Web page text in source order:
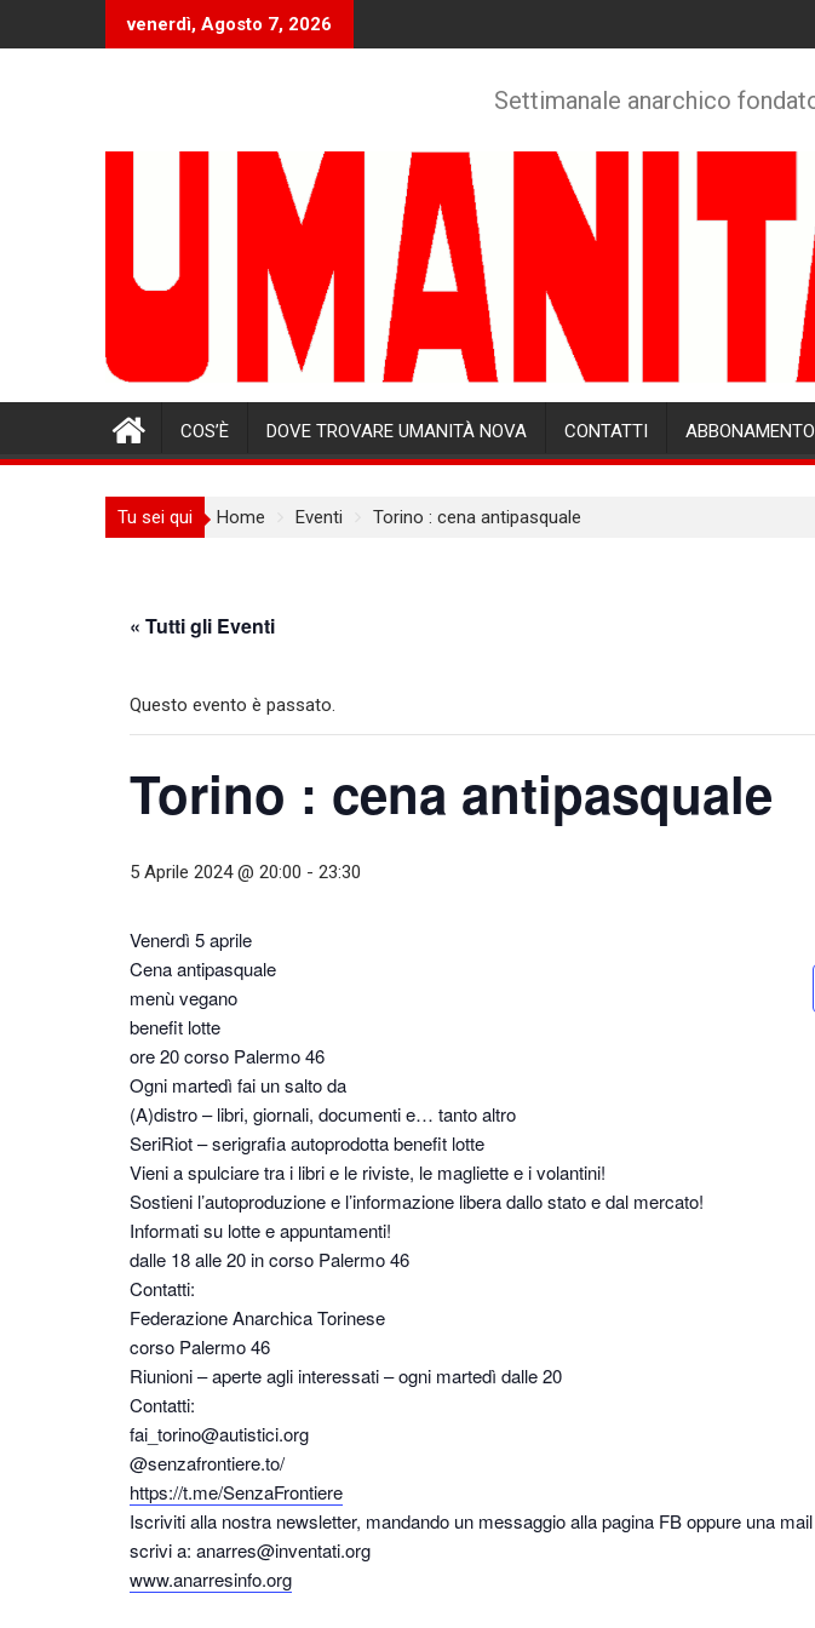
venerdì, Agosto 7, 2026
Settimanale anarchico
COS’È DOVE TROVARE UMANITÀ NOVA CONTATTI ABBONAMENTO
Tu sei qui Home Eventi Torino : cena antipasquale
« Tutti gli Eventi
Questo evento è passato.
Torino : cena antipasquale
5 Aprile 2024 @ 20:00 - 23:30
Venerdì 5 aprile
Cena antipasquale
menù vegano
benefit lotte
ore 20 corso Palermo 46
Ogni martedì fai un salto da
(A)distro – libri, giornali, documenti e… tanto altro
SeriRiot – serigrafia autoprodotta benefit lotte
Vieni a spulciare tra i libri e le riviste, le magliette e i volantini!
Sostieni l’autoproduzione e l’informazione libera dallo stato e dal mercato!
Informati su lotte e appuntamenti!
dalle 18 alle 20 in corso Palermo 46
Contatti:
Federazione Anarchica Torinese
corso Palermo 46
Riunioni – aperte agli interessati – ogni martedì dalle 20
Contatti:
fai_torino@autistici.org
@senzafrontiere.to/
https://t.me/SenzaFrontiere
Iscriviti alla nostra newsletter, mandando un messaggio alla pagina FB oppure una mail
scrivi a: anarres@inventati.org
www.anarresinfo.org